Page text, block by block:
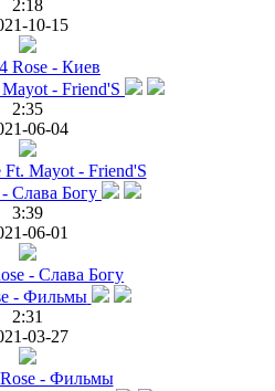
2:18
10-15
Rose - Киев
2:35
06-04
Ft. Mayot - Friend'S
3:39
06-01
- Слава Богу
2:31
03-27
- Фильмы